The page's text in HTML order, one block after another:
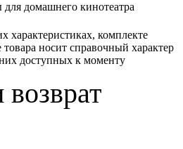
домашнего кинотеатра
характеристиках, комплекте
носит справочный характер
доступных к моменту